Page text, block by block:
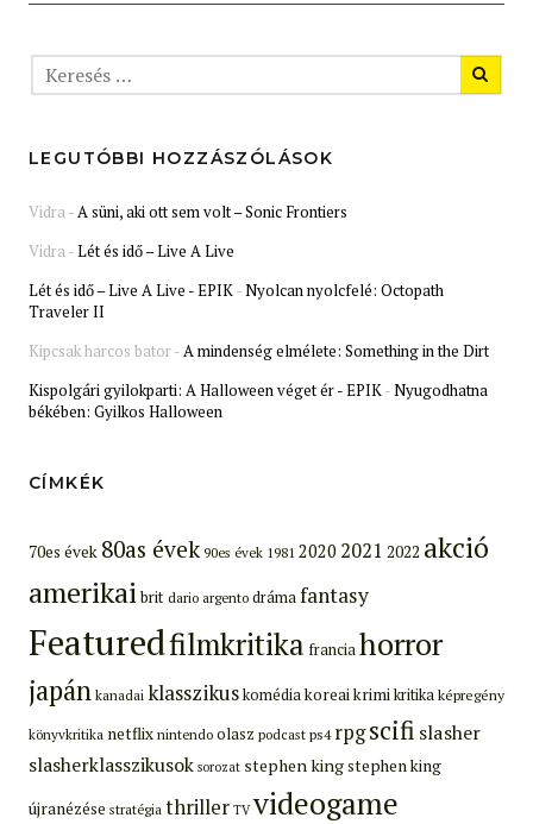
LEGUTÓBBI HOZZÁSZÓLÁSOK
Vidra-A süni, aki ott sem volt – Sonic Frontiers
Vidra-Lét és idő – Live A Live
Lét és idő – Live A Live - EPIK-Nyolcan nyolcfelé: Octopath
Traveler II
Kipcsak harcos bator-A mindenség elmélete: Something in the Dirt
Kispolgári gyilokparti: A Halloween véget ér - EPIK-Nyugodhatna
békében: Gyilkos Halloween
CÍMKÉK
70es évek 80as évek 90es évek 1981 2020 2021 2022 akció
amerikaibrit dario argento drámafantasy
Featuredfilmkritika franciahorror
japán kanadai klasszikuskomédiakoreaikrimikritikaképregény
könyvkritika netflix nintendo olasz podcast ps4 rpgscifi slasher
slasherklasszikusok sorozat stephen kingstephen king
újranézése stratégia thriller TV videogame